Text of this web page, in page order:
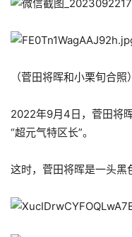
（菅田将晖和小栗旬合照）
2022年9月4日，菅田将
“超元气特区长”。
这时，菅田将晖是一头黑